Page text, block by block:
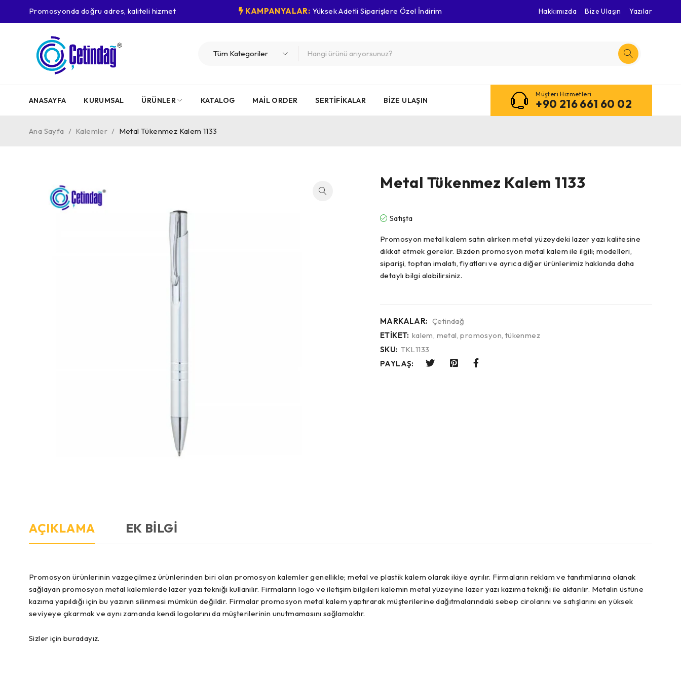
Promosyonda doğru adres, kaliteli hizmet KAMPANYALAR: Yüksek Adetli Siparişlere Özel İndirim Hakkımızda Bize Ulaşın Yazılar
ANASAYFA KURUMSAL ÜRÜNLER KATALOG MAIL ORDER SERTIFIKALAR BIZE ULAŞIN
Müşteri Hizmetleri
+90 216 661 60 02
Ana Sayfa / Kalemler / Metal Tükenmez Kalem 1133
Metal Tükenmez Kalem 1133
Satışta
Promosyon metal kalem satın alırken metal yüzeydeki lazer yazı kalitesine
dikkat etmek gerekir. Bizden promosyon metal kalem ile ilgili; modelleri,
siparişi, toptan imalatı, fiyatları ve ayrıca diğer ürünlerimiz hakkında daha
detaylı bilgi alabilirsiniz.
MARKALAR: Çetindağ
ETIKET: kalem, metal,promosyon, tükenmez
SKU: TKL1133
PAYLAŞ:
AÇIKLAMA EK BILGI
Promosyon ürünlerinin vazgeçilmez ürünlerinden biri olan promosyon kalemler genellikle; metal ve plastik kalem olarak ikiye ayrılır. Firmaların reklam ve tanıtımlarına olanak
sağlayan promosyon metal kalemlerde lazer yazı tekniği kullanılır. Firmaların logo ve iletişim bilgileri kalemin metal yüzeyine lazer yazı kazıma tekniği ile aktarılır. Metalin üstüne
kazıma yapıldığı için bu yazının silinmesi mümkün değildir. Firmalar promosyon metal kalem yaptırarak müşterilerine dağıtmalarındaki sebep cirolarını ve satışlarını en yüksek
seviyeye çıkarmak ve aynı zamanda kendi logolarını da müşterilerinin unutmamasını sağlamaktır.
Sizler için buradayız.